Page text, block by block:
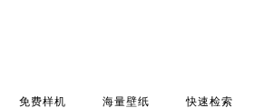
免费样机 海量壁纸 快速检索